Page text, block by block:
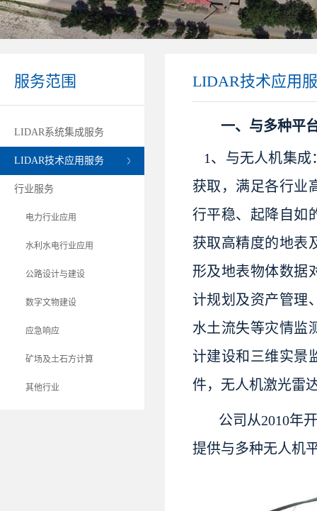
服务范围
LIDAR系统集成服务
LIDAR技术应用服务
行业服务
电力行业应用
水利水电行业应用
公路设计与建设
数字文物建设
应急响应
矿场及土石方计算
其他行业
LIDAR技术应用
一、与多种平
1、与无人机集
获取，满足各行业
行平稳、起降自如
获取高精度的地表
形及地表物体数据
计规划及资产管理
水土流失等灾情监
计建设和三维实景
件，无人机激光雷
公司从2010年
提供与多种无人机